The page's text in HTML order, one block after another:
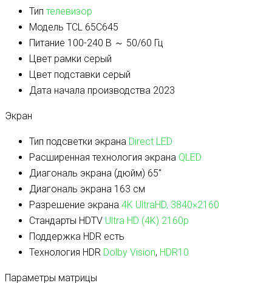
Тип телевизор
Модель TCL 65C645
Питание 100-240 В ～ 50/60 Гц
Цвет рамки серый
Цвет подставки серый
Дата начала производства 2023
Экран
Тип подсветки экрана Direct LED
Расширенная технология экрана QLED
Диагональ экрана (дюйм) 65″
Диагональ экрана 163 см
Разрешение экрана 4K UltraHD, 3840×2160
Стандарты HDTV Ultra HD (4K) 2160p
Поддержка HDR есть
Технология HDR Dolby Vision, HDR10
Параметры матрицы